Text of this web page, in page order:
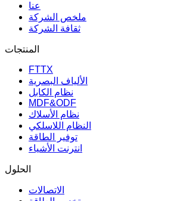
عنا
ملخص الشركة
ثقافة الشركة
المنتجات
FTTX
الألياف البصرية
نظام الكابل
MDF&ODF
نظام الأسلاك
النظام اللاسلكي
توفير الطاقة
انترنت الأشياء
الحلول
الاتصالات